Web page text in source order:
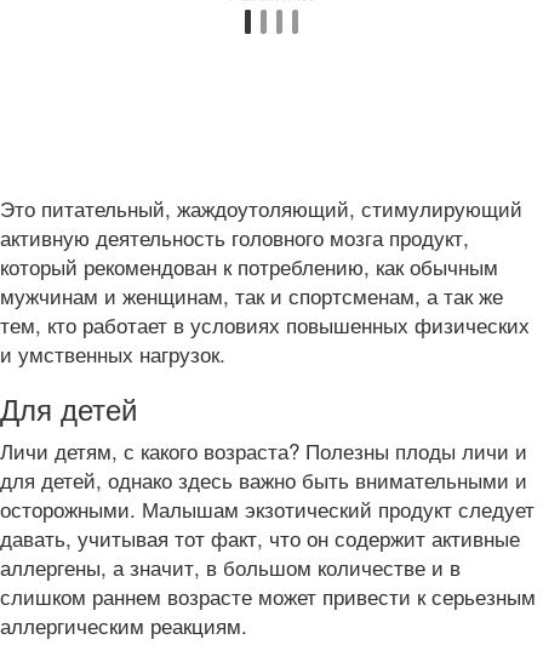
Это питательный, жаждоутоляющий, стимулирующий
активную деятельность головного мозга продукт,
который рекомендован к потреблению, как обычным
мужчинам и женщинам, так и спортсменам, а так же
тем, кто работает в условиях повышенных физических
и умственных нагрузок.
Для детей
Личи детям, с какого возраста? Полезны плоды личи и
для детей, однако здесь важно быть внимательными и
осторожными. Малышам экзотический продукт следует
давать, учитывая тот факт, что он содержит активные
аллергены, а значит, в большом количестве и в
слишком раннем возрасте может привести к серьезным
аллергическим реакциям.